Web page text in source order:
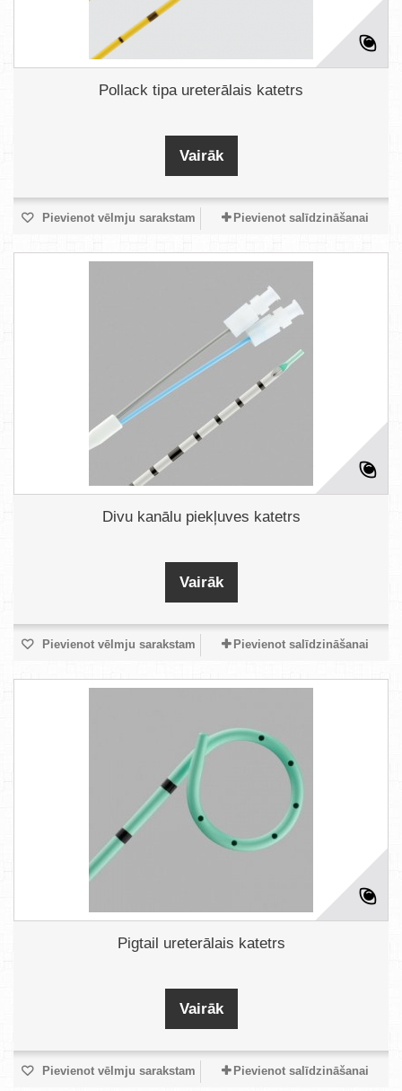
Pollack tipa ureterālais katetrs
Vairāk
Pievienot vēlmju sarakstam Pievienot salīdzināšanai
Divu kanālu piekļuves katetrs
Vairāk
Pievienot vēlmju sarakstam Pievienot salīdzināšanai
Pigtail ureterālais katetrs
Vairāk
Pievienot vēlmju sarakstam Pievienot salīdzināšanai